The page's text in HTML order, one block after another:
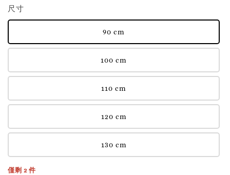
尺寸
90 cm
100 cm
110 cm
120 cm
130 cm
僅剩 2 件